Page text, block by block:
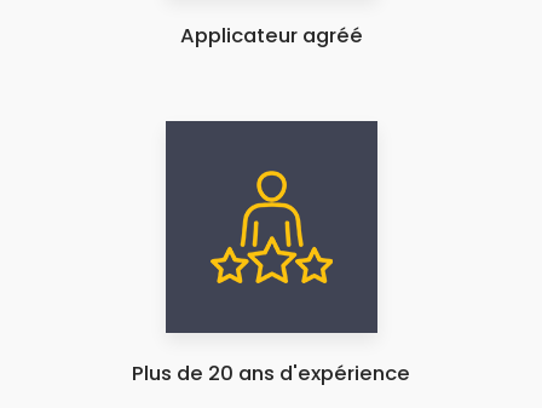
Applicateur agréé
Plus de 20 ans d'expérience